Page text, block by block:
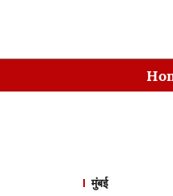
मुंबई